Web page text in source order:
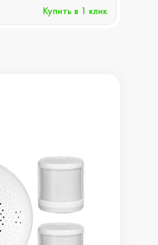
Купить в 1 клик